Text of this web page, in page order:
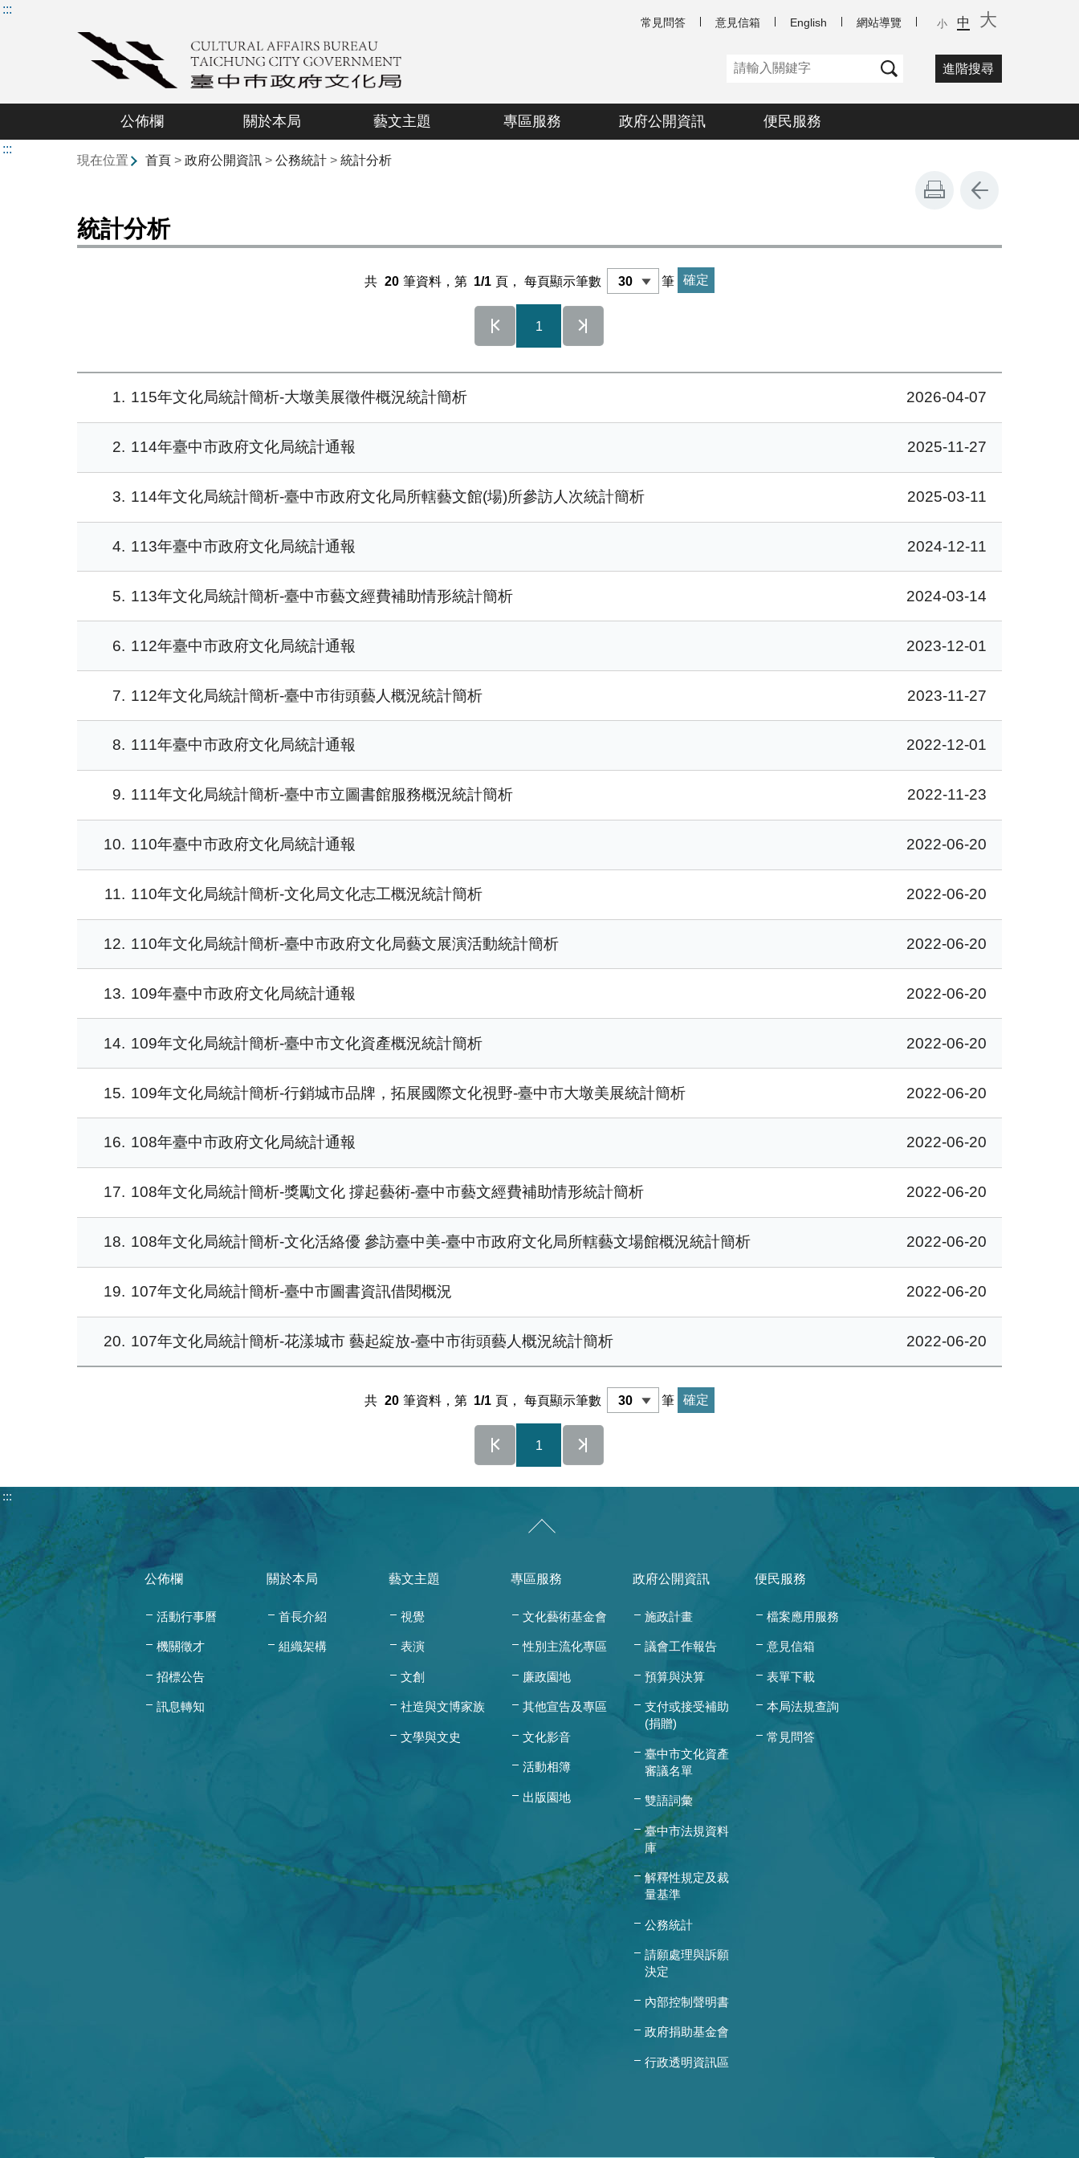
:::
常見問答 意見信箱 English 網站導覽 小 中 大
進階搜尋
公佈欄 關於本局 藝文主題 專區服務 政府公開資訊 便民服務
:::
現在位置
首頁> 政府公開資訊> 公務統計> 統計分析
統計分析
共 20 筆資料，第 1/1 頁，每頁顯示筆數 筆
1
1 115年文化局統計簡析-大墩美展徵件概況統計簡析 2026-04-07
2 114年臺中市政府文化局統計通報 2025-11-27
3 114年文化局統計簡析-臺中市政府文化局所轄藝文館(場)所參訪人次統計簡析 2025-03-11
4 113年臺中市政府文化局統計通報 2024-12-11
5 113年文化局統計簡析-臺中市藝文經費補助情形統計簡析 2024-03-14
6 112年臺中市政府文化局統計通報 2023-12-01
7 112年文化局統計簡析-臺中市街頭藝人概況統計簡析 2023-11-27
8 111年臺中市政府文化局統計通報 2022-12-01
9 111年文化局統計簡析-臺中市立圖書館服務概況統計簡析 2022-11-23
10 110年臺中市政府文化局統計通報 2022-06-20
11 110年文化局統計簡析-文化局文化志工概況統計簡析 2022-06-20
12 110年文化局統計簡析-臺中市政府文化局藝文展演活動統計簡析 2022-06-20
13 109年臺中市政府文化局統計通報 2022-06-20
14 109年文化局統計簡析-臺中市文化資產概況統計簡析 2022-06-20
15 109年文化局統計簡析-行銷城市品牌，拓展國際文化視野-臺中市大墩美展統計簡析 2022-06-20
16 108年臺中市政府文化局統計通報 2022-06-20
17 108年文化局統計簡析-獎勵文化 撐起藝術-臺中市藝文經費補助情形統計簡析 2022-06-20
18 108年文化局統計簡析-文化活絡優 參訪臺中美-臺中市政府文化局所轄藝文場館概況統計簡析 2022-06-20
19 107年文化局統計簡析-臺中市圖書資訊借閱概況 2022-06-20
20 107年文化局統計簡析-花漾城市 藝起綻放-臺中市街頭藝人概況統計簡析 2022-06-20
共 20 筆資料，第 1/1 頁，每頁顯示筆數 筆
1
:::
公佈欄
活動行事曆
機關徵才
招標公告
訊息轉知
關於本局
首長介紹
組織架構
藝文主題
視覺
表演
文創
社造與文博家族
文學與文史
專區服務
文化藝術基金會
性別主流化專區
廉政園地
其他宣告及專區
文化影音
活動相簿
出版園地
政府公開資訊
施政計畫
議會工作報告
預算與決算
支付或接受補助
(捐贈)
臺中市文化資產
審議名單
雙語詞彙
臺中市法規資料
庫
解釋性規定及裁
量基準
公務統計
請願處理與訴願
決定
內部控制聲明書
政府捐助基金會
行政透明資訊區
便民服務
檔案應用服務
意見信箱
表單下載
本局法規查詢
常見問答